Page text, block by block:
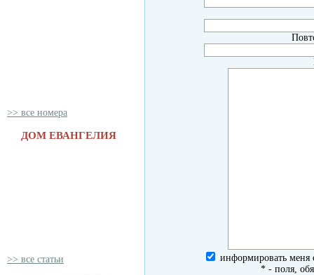
>> все номера
ДОМ ЕВАНГЕЛИЯ
>> все статьи
информировать меня
*- поля,